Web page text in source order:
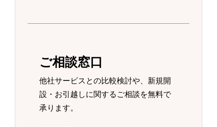
ご相談窓口
他社サービスとの比較検討や、新規開
設・お引越しに関するご相談を無料で
承ります。